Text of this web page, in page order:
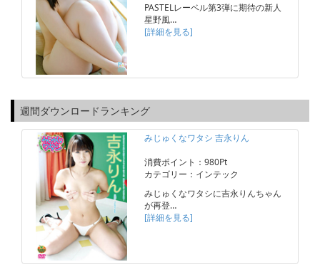
PASTELレーベル第3弾に期待の新人
星野風…
[詳細を見る]
週間ダウンロードランキング
みじゅくなワタシ 吉永りん
消費ポイント：980Pt
カテゴリー：インテック
みじゅくなワタシに吉永りんちゃん
が再登…
[詳細を見る]